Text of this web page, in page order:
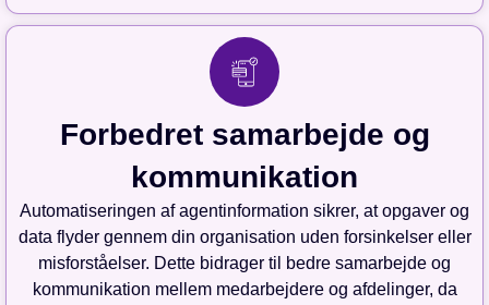
Forbedret samarbejde og
kommunikation
Automatiseringen af agentinformation sikrer, at opgaver og
data flyder gennem din organisation uden forsinkelser eller
misforståelser. Dette bidrager til bedre samarbejde og
kommunikation mellem medarbejdere og afdelinger, da